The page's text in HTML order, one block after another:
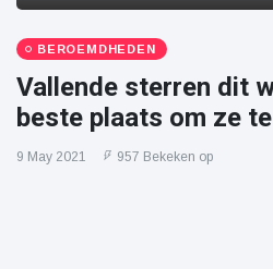
BEROEMDHEDEN
Vallende sterren dit
beste plaats om ze
9 May 2021 957 Bekeken op